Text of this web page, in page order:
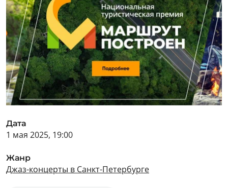
Дата
1 мая 2025, 19:00
Жанр
Джаз-концерты в Санкт-Петербурге